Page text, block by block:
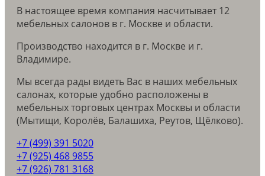
В настоящее время компания насчитывает 12
мебельных салонов в г. Москве и области.
Производство находится в г. Москве и г.
Владимире.
Мы всегда рады видеть Вас в наших мебельных
салонах, которые удобно расположены в
мебельных торговых центрах Москвы и области
(Мытищи, Королёв, Балашиха, Реутов, Щёлково).
+7 (499) 391 5020
+7 (925) 468 9855
+7 (926) 781 3168